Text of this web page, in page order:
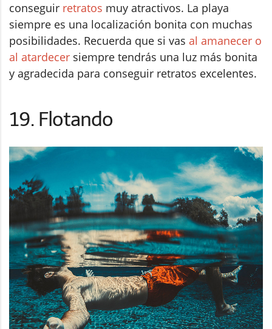
conseguir retratos muy atractivos. La playa
siempre es una localización bonita con muchas
posibilidades. Recuerda que si vas al amanecer o
al atardecer siempre tendrás una luz más bonita
y agradecida para conseguir retratos excelentes.
19. Flotando